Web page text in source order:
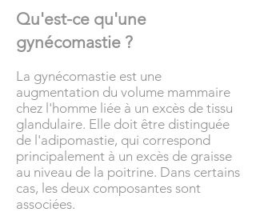
Qu'est-ce qu'une
gynécomastie ?
La gynécomastie est une
augmentation du volume mammaire
chez l'homme liée à un excès de tissu
glandulaire. Elle doit être distinguée
de l'adipomastie, qui correspond
principalement à un excès de graisse
au niveau de la poitrine. Dans certains
cas, les deux composantes sont
associées.